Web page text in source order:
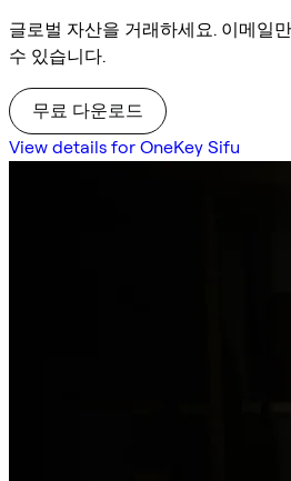
글로벌 자산을 거래하세요. 이메일
수 있습니다.
무료 다운로드
View details for OneKey Sifu